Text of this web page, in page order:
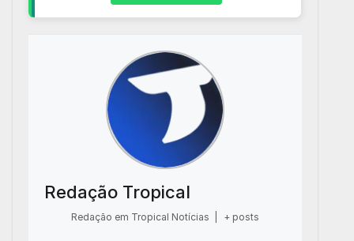
Redação Tropical
Redação em Tropical Notícias + posts